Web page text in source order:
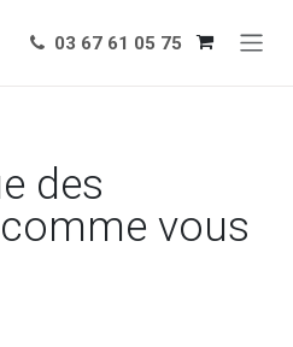
03 67 61 05 75
des
vous